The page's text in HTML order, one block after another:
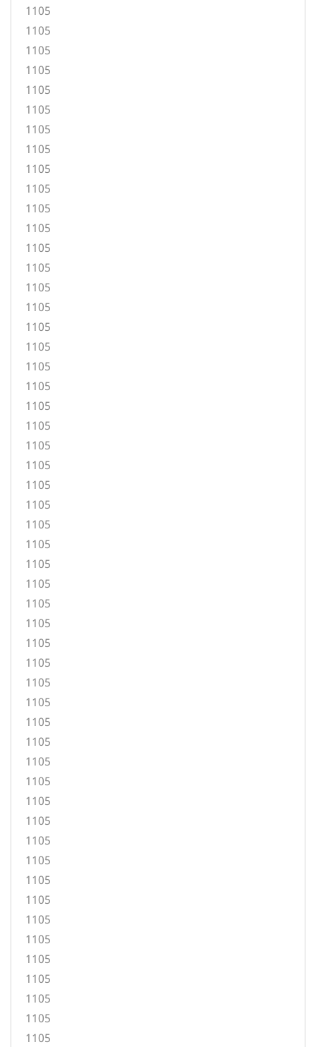
1105
1105
1105
1105
1105
1105
1105
1105
1105
1105
1105
1105
1105
1105
1105
1105
1105
1105
1105
1105
1105
1105
1105
1105
1105
1105
1105
1105
1105
1105
1105
1105
1105
1105
1105
1105
1105
1105
1105
1105
1105
1105
1105
1105
1105
1105
1105
1105
1105
1105
1105
1105
1105